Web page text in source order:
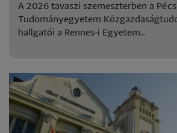
A 2026 tavaszi szemeszterben a
Tudományegyetem
hallgatói a Rennes-i Egyetem..